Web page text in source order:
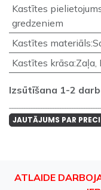
Kastītes
gredzeniem
Kastītes materiāls:
Kastītes krāsa:Zaļa
Izsūtīšana 1-2
JAUTĀJUMS PAR PRECI
ATLAIDE